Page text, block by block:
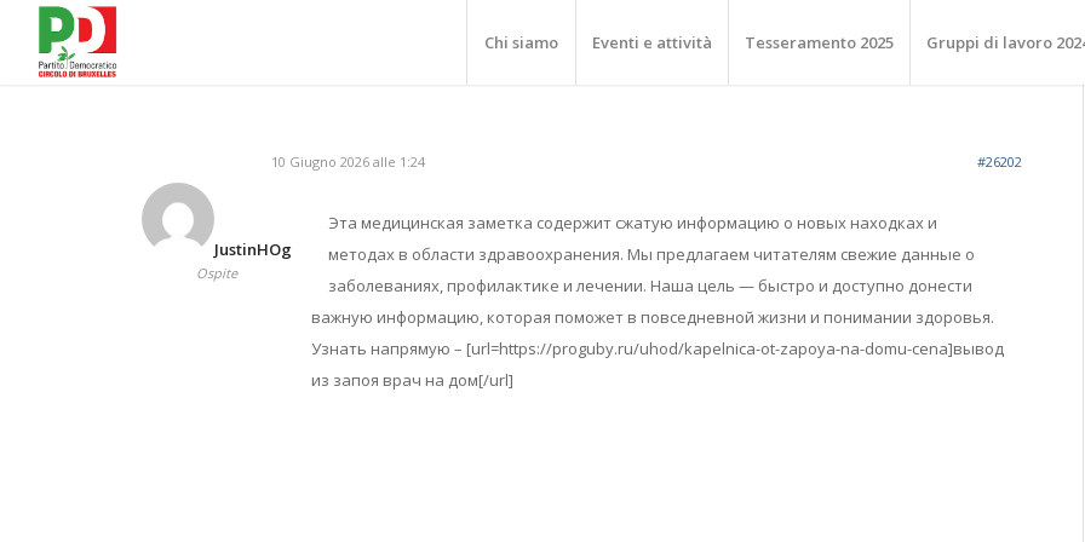
Chi siamo Eventi e attività Tesseramento 2025 Gruppi di lavoro
10 Giugno 2026 alle 1:24 #26202
JustinHOg
Ospite
Эта медицинская заметка содержит сжатую информацию о новых находках и
методах в области здравоохранения. Мы предлагаем читателям свежие данные о
заболеваниях, профилактике и лечении. Наша цель — быстро и доступно донести
важную информацию, которая поможет в повседневной жизни и понимании здоровья.
Узнать напрямую – [url=https://proguby.ru/uhod/kapelnica-ot-zapoya-na-domu-cena]вывод
из запоя врач на дом[/url]